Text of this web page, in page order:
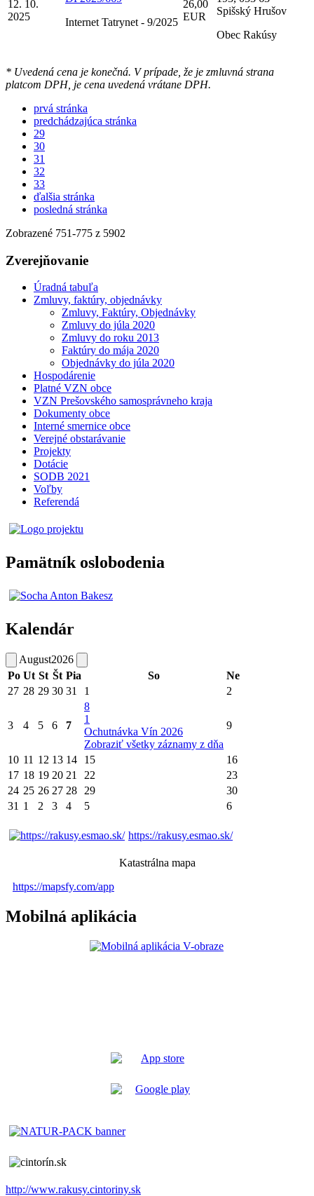
12. 10.
2025
Internet Tatrynet - 9/2025
26,00
EUR
Spišský Hrušov
Obec Rakúsy
* Uvedená cena je konečná. V prípade, že je zmluvná strana
platcom DPH, je cena uvedená vrátane DPH.
prvá stránka
predchádzajúca stránka
29
30
31
32
33
ďalšia stránka
posledná stránka
Zobrazené 751-775 z 5902
Zverejňovanie
Úradná tabuľa
Zmluvy, faktúry, objednávky
Zmluvy, Faktúry, Objednávky
Zmluvy do júla 2020
Zmluvy do roku 2013
Faktúry do mája 2020
Objednávky do júla 2020
Hospodárenie
Platné VZN obce
VZN Prešovského samosprávneho kraja
Dokumenty obce
Interné smernice obce
Verejné obstarávanie
Projekty
Dotácie
SODB 2021
Voľby
Referendá
Pamätník oslobodenia
Kalendár
August2026
Po Ut St Št Pia So
Ne
27 28 29 30 31 1 2
3 4 5 6 7
8
1
Ochutnávka Vín 2026
Zobraziť všetky záznamy z dňa
9
10 11 12 13 14 15
16
17 18 19 20 21 22
23
24 25 26 27 28 29
30
31 1 2 3 4 5 6
https://rakusy.esmao.sk/
Katastrálna mapa
https://mapsfy.com/app
Mobilná aplikácia
http://www.rakusy.cintoriny.sk